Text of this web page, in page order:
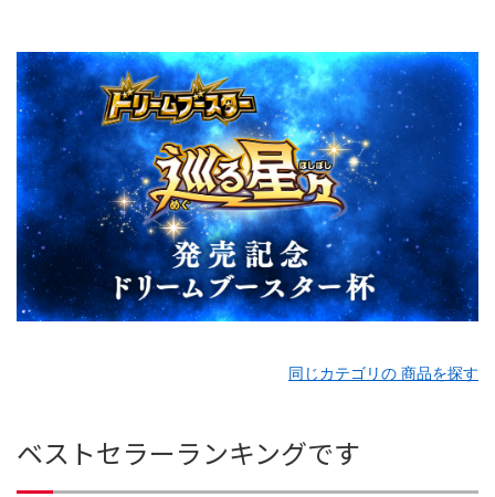
同じカテゴリの 商品を探す
ベストセラーランキングです